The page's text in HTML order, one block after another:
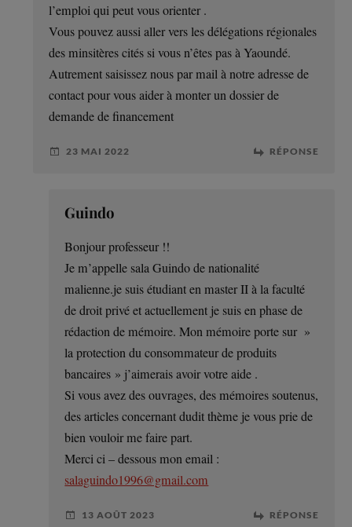
l’emploi qui peut vous orienter .
Vous pouvez aussi aller vers les délégations régionales
des minsitères cités si vous n’êtes pas à Yaoundé.
Autrement saisissez nous par mail à notre adresse de
contact pour vous aider à monter un dossier de
demande de financement
23 MAI 2022 RÉPONSE
Guindo
Bonjour professeur !!
Je m’appelle sala Guindo de nationalité
malienne.je suis étudiant en master II à la faculté
de droit privé et actuellement je suis en phase de
rédaction de mémoire. Mon mémoire porte sur »
la protection du consommateur de produits
bancaires » j’aimerais avoir votre aide .
Si vous avez des ouvrages, des mémoires soutenus,
des articles concernant dudit thème je vous prie de
bien vouloir me faire part.
Merci ci – dessous mon email :
salaguindo1996@gmail.com
13 AOÛT 2023 RÉPONSE